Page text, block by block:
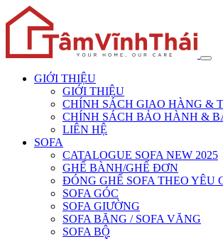
GIỚI THIỆU
GIỚI THIỆU
CHÍNH SÁCH GIAO HÀNG &
CHÍNH SÁCH BẢO HÀNH &
LIÊN HỆ
SOFA
CATALOGUE SOFA NEW 2025
GHẾ BÀNH/GHẾ ĐƠN
ĐÓNG GHẾ SOFA THEO YÊU
SOFA GÓC
SOFA GIƯỜNG
SOFA BĂNG / SOFA VĂNG
SOFA BỘ